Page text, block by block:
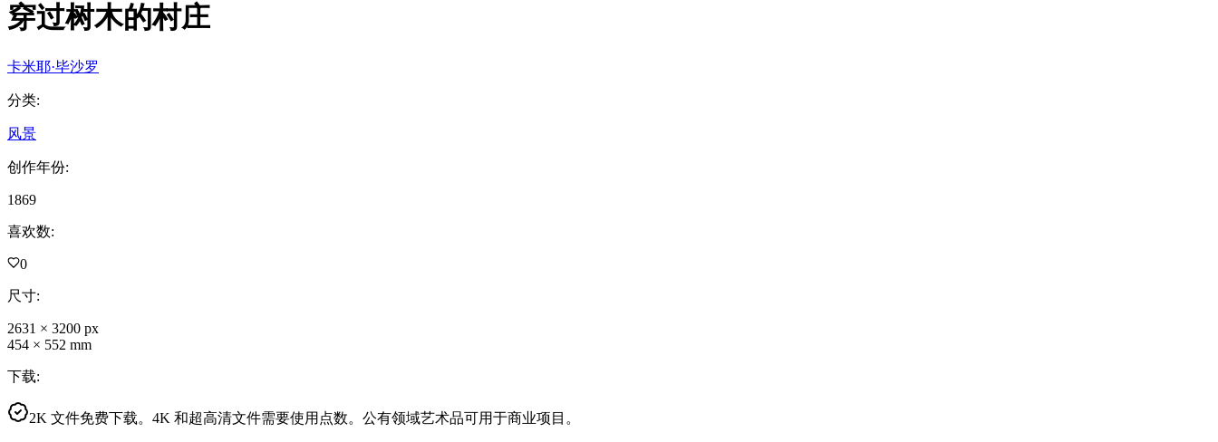
穿过树木的村庄
卡米耶·毕沙罗
分类:
风景
创作年份:
1869
喜欢数:
0
尺寸:
2631 × 3200 px
454 × 552 mm
下载:
2K 文件免费下载。4K 和超高清文件需要使用点数。公有领域艺术品可用于商业项目。